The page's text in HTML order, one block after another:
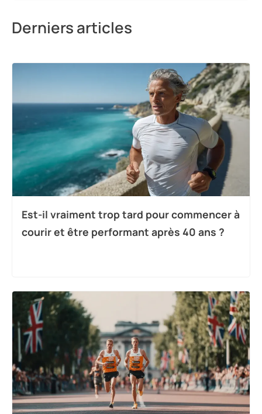
Derniers articles
Est-il vraiment trop tard pour commencer à
courir et être performant après 40 ans ?